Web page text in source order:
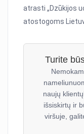
atrasti „Dzūkijos
atostogoms
Turite
naujų
išsiskirtų ir
viršuje,